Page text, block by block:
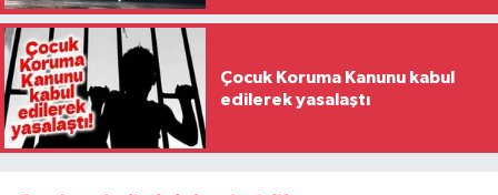
Çocuk Koruma Kanunu kabul
edilerek yasalaştı